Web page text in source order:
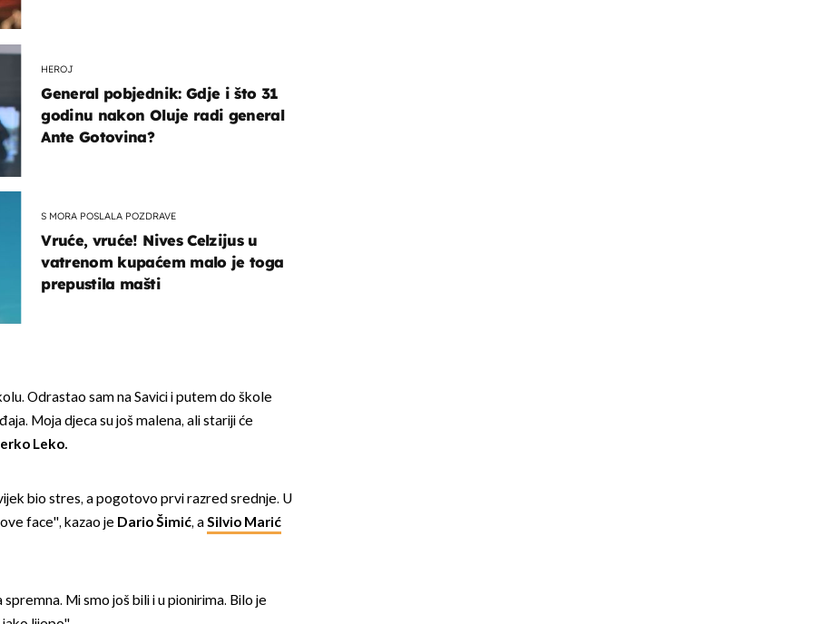
HEROJ
General pobjednik: Gdje i što 31
godinu nakon Oluje radi general
Ante Gotovina?
S MORA POSLALA POZDRAVE
Vruće, vruće! Nives Celzijus u
vatrenom kupaćem malo je toga
prepustila mašti
Odrastao sam na Savici i putem do škole
Moja djeca su još malena, ali stariji će
Leko.
bio stres, a pogotovo prvi razred srednje. U
face'', kazao je Dario Šimić, aSilvio Marić
Mi smo još bili i u pionirima. Bilo je
OMOGUĆI OBAVIJESTI